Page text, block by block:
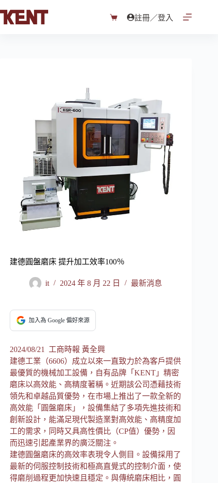
註冊／登入
建德圓盤磨床 提升加工效率100％
it 2024 年 8 月 22 日 最新消息
加入為 Google 偏好來源
2024/08/21 工商時報 黃全興
建德工業（6606）成立以來一直致力於為客戶提供
最優質的機械加工設備，自有品牌「KENT」精密
磨床以高效能、高精度著稱。近期該公司憑藉技術
領先和卓越品質優勢，在市場上推出了一款全新的
高效能「圓盤磨床」，設備集結了多項先進技術和
創新設計，能滿足現代製造業對高效能、高精度加
工的需求，同時又具高性價比（CP值）優勢，因
而迅速引起產業界的廣泛關注。
建德圓盤磨床的高效率表現令人側目。設備採用了
最新的伺服控制技術和極高直覺式的控制介面，使
得磨削過程更加快速且穩定。與傳統磨床相比，圓